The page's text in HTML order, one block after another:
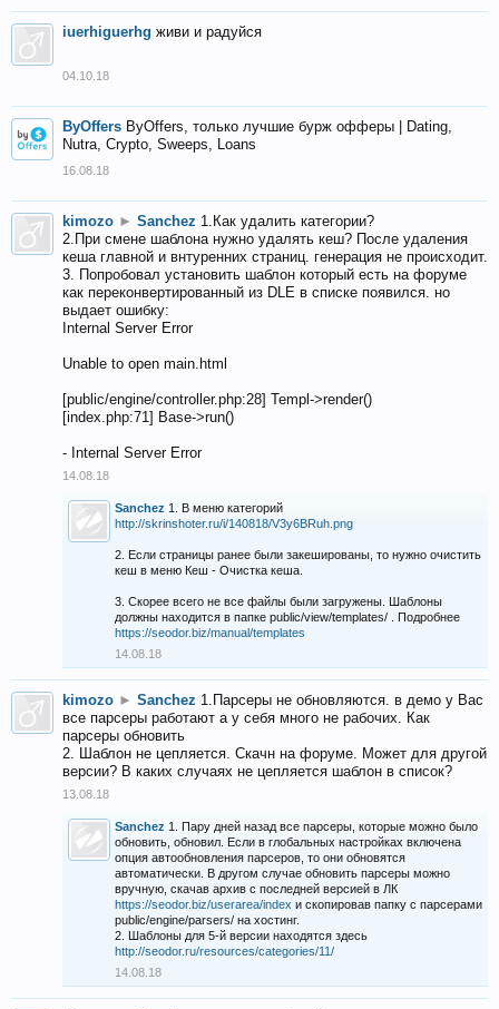
iuerhiguerhg живи и радуйся
04.10.18
ByOffers ByOffers, только лучшие бурж офферы | Dating,
Nutra, Crypto, Sweeps, Loans
16.08.18
kimozo ► Sanchez 1.Как удалить категории?
2.При смене шаблона нужно удалять кеш? После удаления
кеша главной и внтуренних страниц. генерация не происходит.
3. Попробовал установить шаблон который есть на форуме
как переконвертированный из DLE в списке появился. но
выдает ошибку:
Internal Server Error
Unable to open main.html
[public/engine/controller.php:28] Templ->render()
[index.php:71] Base->run()
- Internal Server Error
14.08.18
Sanchez 1. В меню категорий
http://skrinshoter.ru/i/140818/V3y6BRuh.png
2. Если страницы ранее были закешированы, то нужно очистить
кеш в меню Кеш - Очистка кеша.
3. Скорее всего не все файлы были загружены. Шаблоны
должны находится в папке public/view/templates/ . Подробнее
https://seodor.biz/manual/templates
14.08.18
kimozo ► Sanchez 1.Парсеры не обновляются. в демо у Вас
все парсеры работают а у себя много не рабочих. Как
парсеры обновить
2. Шаблон не цепляется. Скачн на форуме. Может для другой
версии? В каких случаях не цепляется шаблон в список?
13.08.18
Sanchez 1. Пару дней назад все парсеры, которые можно было
обновить, обновил. Если в глобальных настройках включена
опция автообновления парсеров, то они обновятся
автоматически. В другом случае обновить парсеры можно
вручную, скачав архив с последней версией в ЛК
https://seodor.biz/userarea/index и скопировав папку с парсерами
public/engine/parsers/ на хостинг.
2. Шаблоны для 5-й версии находятся здесь
http://seodor.ru/resources/categories/11/
14.08.18